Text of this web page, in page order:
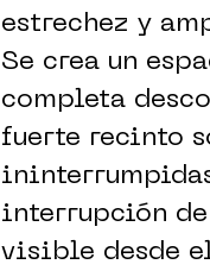
estrechez y
Se crea un
completa
fuerte recinto
interrupción de
visible desde